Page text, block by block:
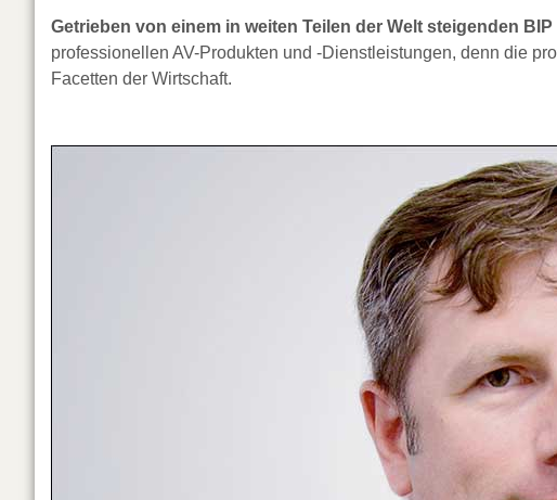
Getrieben von einem in weiten Teilen der Welt steigenden BIP
professionellen AV-Produkten und -Dienstleistungen, denn die
Facetten der Wirtschaft.